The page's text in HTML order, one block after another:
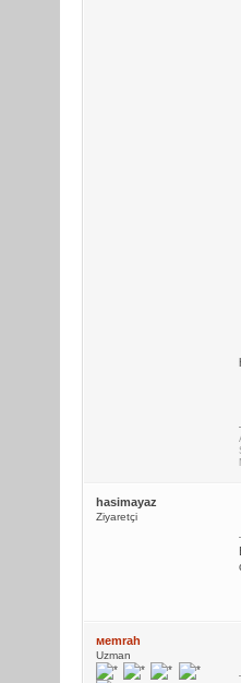
hasimayaz
Ziyaretçi
мemrah
Uzman